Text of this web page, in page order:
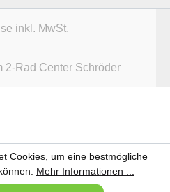
inkl. MwSt.
Rad Center Schröder
Cookies, um eine bestmögliche
Mehr Informationen ...